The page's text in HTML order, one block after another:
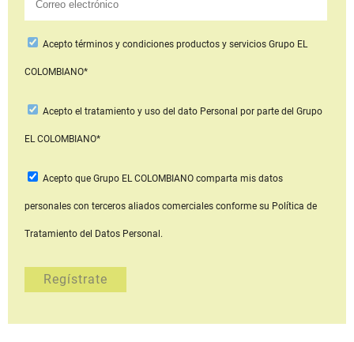
Aceptotérminos y condiciones productos y serviciosGrupo EL
COLOMBIANO*
Acepto el tratamiento y uso del dato Personal por parte del Grupo
EL COLOMBIANO*
Acepto que Grupo EL COLOMBIANOcomparta mis datos
personales con terceros aliados comerciales conforme su Política de
Tratamiento del Datos Personal.